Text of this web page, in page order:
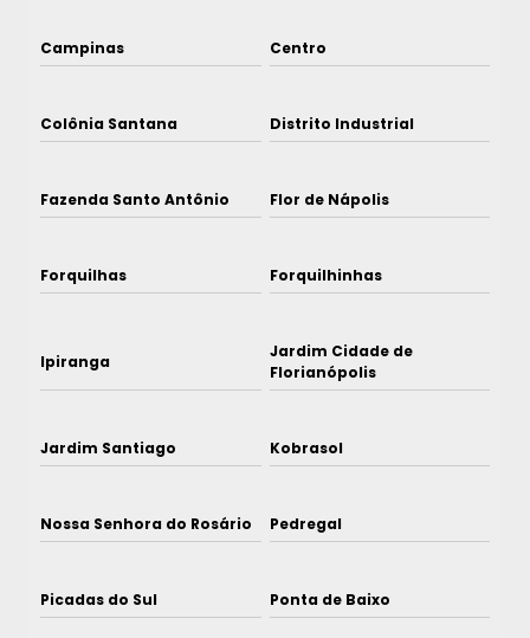
Campinas Centro
Colônia Santana Distrito Industrial
Fazenda Santo Antônio Flor de Nápolis
Forquilhas Forquilhinhas
Ipiranga
Jardim Cidade de
Florianópolis
Jardim Santiago Kobrasol
Nossa Senhora do Rosário Pedregal
Picadas do Sul Ponta de Baixo